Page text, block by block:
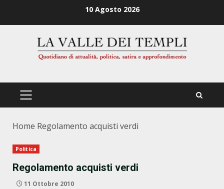
10 Agosto 2026
PRIMÄRES
Home Regolamento acquisti verdi
Politica
Regolamento acquisti verdi
11 Ottobre 2010